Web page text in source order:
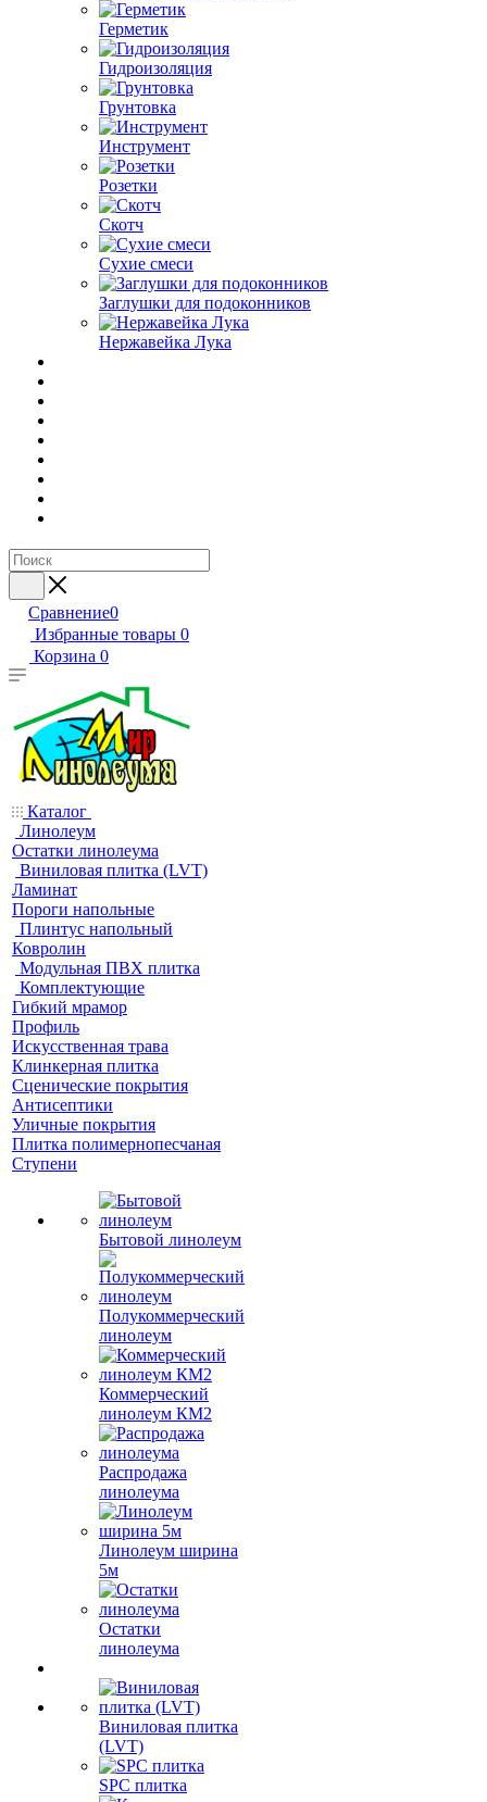
Герметик
Гидроизоляция
Грунтовка
Инструмент
Розетки
Скотч
Сухие смеси
Заглушки для подоконников
Нержавейка Лука
Сравнение0
Избранные товары 0
Корзина 0
Каталог
Линолеум
Остатки линолеума
Виниловая плитка (LVT)
Ламинат
Пороги напольные
Плинтус напольный
Ковролин
Модульная ПВХ плитка
Комплектующие
Гибкий мрамор
Профиль
Искусственная трава
Клинкерная плитка
Сценические покрытия
Антисептики
Уличные покрытия
Плитка полимернопесчаная
Ступени
Бытовой линолеум
Полукоммерческий
линолеум
Коммерческий
линолеум КМ2
Распродажа
линолеума
Линолеум ширина
5м
Остатки
линолеума
Виниловая плитка
(LVT)
SPC плитка